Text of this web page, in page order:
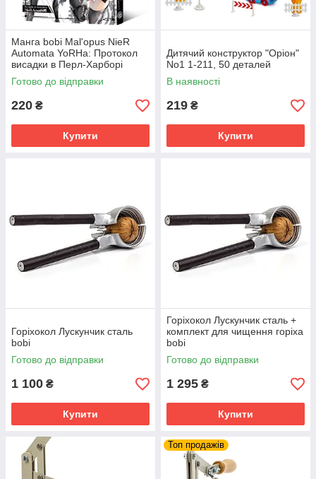
Манга bobi Mal'opus NieR
Automata YoRHa: Протокол
висадки в Перл-Харборі
українською мовою 1 M M
NRA 1
Готово до відправки
220 ₴
Купити
Дитячий конструктор "Оріон"
No1 1-211, 50 деталей
В наявності
219 ₴
Купити
Горіхокол Лускунчик сталь
bobi
Готово до відправки
1 100 ₴
Купити
Горіхокол Лускунчик сталь +
комплект для чищення горіха
bobi
Готово до відправки
1 295 ₴
Купити
Топ продажів